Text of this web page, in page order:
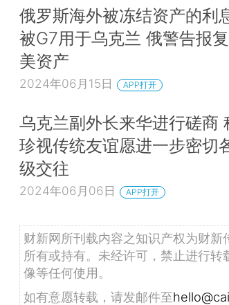
俄罗斯海外被冻结资产的利
被G7用于乌克兰 俄警告报
美资产
2024年06月15日 APP打开
乌克兰副外长来华进行磋商
珍视传统友谊愿进一步密切
级交往
2024年06月06日 APP打开
财新网所刊载内容之知识产权为财新
所有或持有。未经许可，禁止进行
像等任何使用。
如有意愿转载，请发邮件至